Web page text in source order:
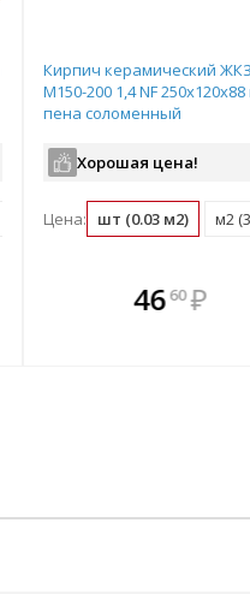
поддон (480 шт)
В комплекте
всегда выгоднее!
Кирпич керамический
М150-200 1,4 NF
пена соломенный
Хорошая цена!
Цена: шт (0.03 м2) м2
4660 ₽
В
всегда